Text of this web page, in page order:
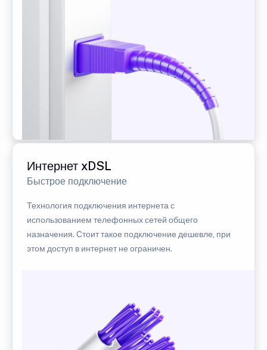
Интернет xDSL
Быстрое подключение
Технология подключения интернета с
использованием телефонных сетей общего
назначения. Стоит такое подключение дешевле, при
этом доступ в интернет не ограничен.